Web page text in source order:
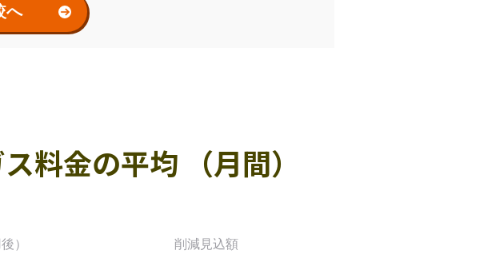
へ
料金の平均 （月間）
） 削減見込額